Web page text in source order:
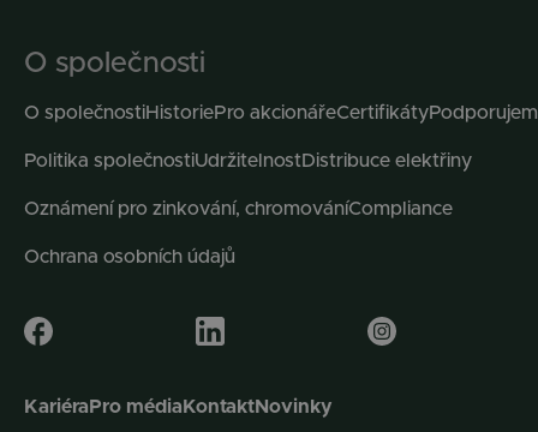
O společnosti
O společnostiHistoriePro akcionářeCertifikáty
Politika společnostiUdržitelnostDistribuce elektřiny
Oznámení pro zinkování, chromováníCompliance
Ochrana osobních údajů
Kariéra Pro média KontaktNovinky